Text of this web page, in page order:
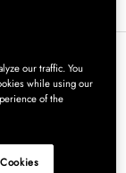
our traffic. You
while using our
of the